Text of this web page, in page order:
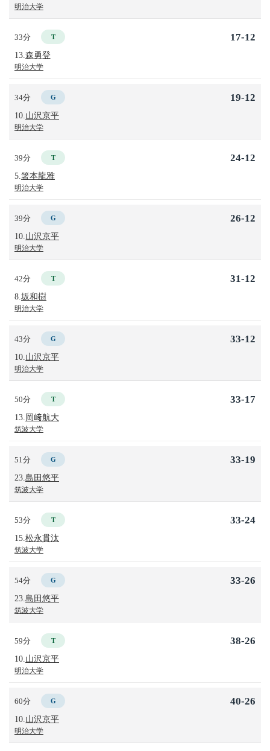
明治大学
33分 T
13. 森勇登
明治大学
17-12
34分 G
10. 山沢京平
明治大学
19-12
39分 T
5. 箸本龍雅
明治大学
24-12
39分 G
10. 山沢京平
明治大学
26-12
42分 T
8. 坂和樹
明治大学
31-12
43分 G
10. 山沢京平
明治大学
33-12
50分 T
13. 岡﨑航大
筑波大学
33-17
51分 G
23. 島田悠平
筑波大学
33-19
53分 T
15. 松永貫汰
筑波大学
33-24
54分 G
23. 島田悠平
筑波大学
33-26
59分 T
10. 山沢京平
明治大学
38-26
60分 G
10. 山沢京平
明治大学
40-26